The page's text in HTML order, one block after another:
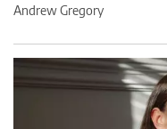
Andrew Gregory